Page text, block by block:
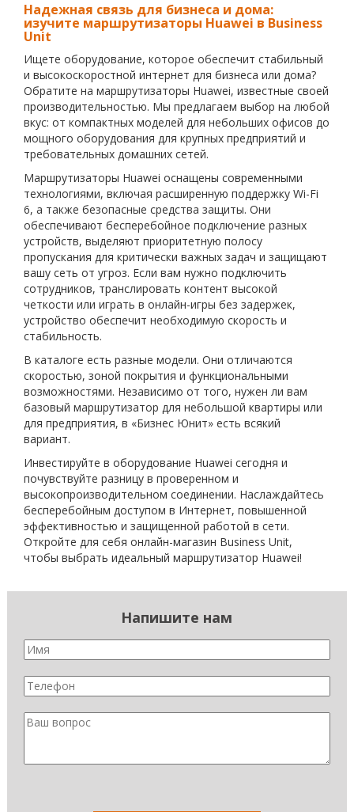
Надежная связь для бизнеса и дома:
изучите маршрутизаторы Huawei в Business
Unit
Ищете оборудование, которое обеспечит стабильный
и высокоскоростной интернет для бизнеса или дома?
Обратите на маршрутизаторы Huawei, известные своей
производительностью. Мы предлагаем выбор на любой
вкус: от компактных моделей для небольших офисов до
мощного оборудования для крупных предприятий и
требовательных домашних сетей.
Маршрутизаторы Huawei оснащены современными
технологиями, включая расширенную поддержку Wi-Fi
6, а также безопасные средства защиты. Они
обеспечивают бесперебойное подключение разных
устройств, выделяют приоритетную полосу
пропускания для критически важных задач и защищают
вашу сеть от угроз. Если вам нужно подключить
сотрудников, транслировать контент высокой
четкости или играть в онлайн-игры без задержек,
устройство обеспечит необходимую скорость и
стабильность.
В каталоге есть разные модели. Они отличаются
скоростью, зоной покрытия и функциональными
возможностями. Независимо от того, нужен ли вам
базовый маршрутизатор для небольшой квартиры или
для предприятия, в «Бизнес Юнит» есть всякий
вариант.
Инвестируйте в оборудование Huawei сегодня и
почувствуйте разницу в проверенном и
высокопроизводительном соединении. Наслаждайтесь
бесперебойным доступом в Интернет, повышенной
эффективностью и защищенной работой в сети.
Откройте для себя онлайн-магазин Business Unit,
чтобы выбрать идеальный маршрутизатор Huawei!
Напишите нам